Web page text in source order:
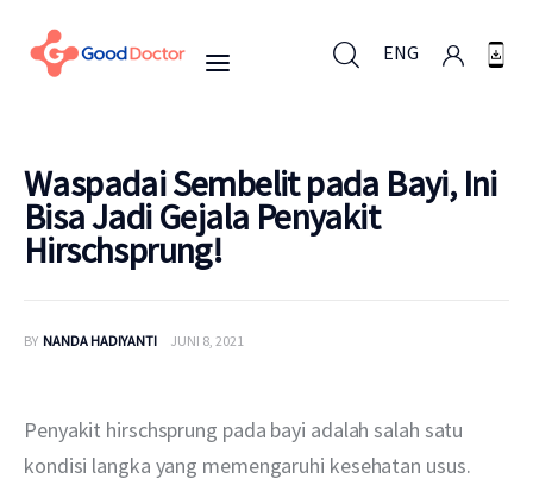
ENG
ENG
Untuk Bisnis
Waspadai Sembelit pada Bayi, Ini
Bisa Jadi Gejala Penyakit
Hirschsprung!
BY NANDA HADIYANTI JUNI 8, 2021
Penyakit hirschsprung pada bayi adalah salah satu
kondisi langka yang memengaruhi kesehatan usus.